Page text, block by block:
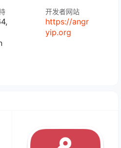
开发者网站
https://angr
yip.org